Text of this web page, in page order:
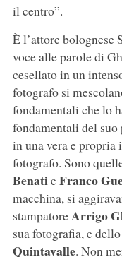
il centro”.
È l’attore bolognese
voce alle parole di
cesellato in un
fotografo si
fondamentali che lo
fondamentali del suo
in una vera e propria
fotografo. Sono
BenatieFranco
macchina, si
stampatoreArrigo
sua fotografia, e
Quintavalle. Non